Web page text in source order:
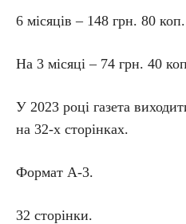
6 місяців – 148 грн. 80 коп.
На 3 місяці – 74 грн. 40
У 2023 році газета
на 32-х сторінках.
Формат А-3.
32 сторінки.